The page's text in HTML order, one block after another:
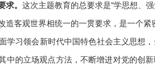
求。 这次主题教育的总要求是“学思想、
造客观世界相统一的一贯要求，是一个
习领会新时代中国特色社会主义思想
中的立场观点方法，不断增进对党的创